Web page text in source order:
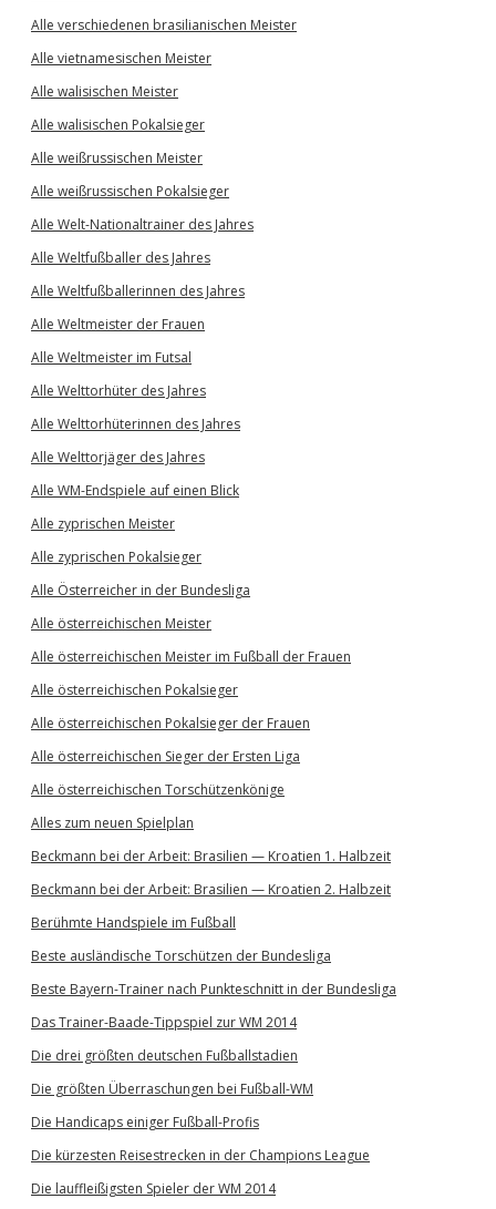
Alle verschiedenen brasilianischen Meister
Alle vietnamesischen Meister
Alle walisischen Meister
Alle walisischen Pokalsieger
Alle weißrussischen Meister
Alle weißrussischen Pokalsieger
Alle Welt-Nationaltrainer des Jahres
Alle Weltfußballer des Jahres
Alle Weltfußballerinnen des Jahres
Alle Weltmeister der Frauen
Alle Weltmeister im Futsal
Alle Welttorhüter des Jahres
Alle Welttorhüterinnen des Jahres
Alle Welttorjäger des Jahres
Alle WM-Endspiele auf einen Blick
Alle zyprischen Meister
Alle zyprischen Pokalsieger
Alle Österreicher in der Bundesliga
Alle österreichischen Meister
Alle österreichischen Meister im Fußball der Frauen
Alle österreichischen Pokalsieger
Alle österreichischen Pokalsieger der Frauen
Alle österreichischen Sieger der Ersten Liga
Alle österreichischen Torschützenkönige
Alles zum neuen Spielplan
Beckmann bei der Arbeit: Brasilien — Kroatien 1. Halbzeit
Beckmann bei der Arbeit: Brasilien — Kroatien 2. Halbzeit
Berühmte Handspiele im Fußball
Beste ausländische Torschützen der Bundesliga
Beste Bayern-Trainer nach Punkteschnitt in der Bundesliga
Das Trainer-Baade-Tippspiel zur WM 2014
Die drei größten deutschen Fußballstadien
Die größten Überraschungen bei Fußball-WM
Die Handicaps einiger Fußball-Profis
Die kürzesten Reisestrecken in der Champions League
Die lauffleißigsten Spieler der WM 2014